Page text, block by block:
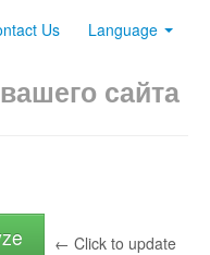
Us Language
сайта
← Click to update